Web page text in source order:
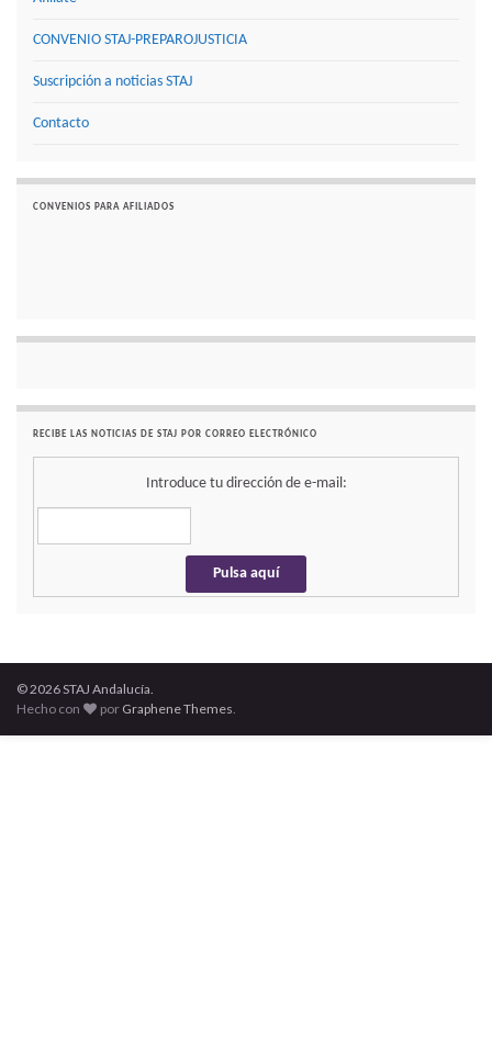
CONVENIO STAJ-PREPAROJUSTICIA
Suscripción a noticias STAJ
Contacto
CONVENIOS PARA AFILIADOS